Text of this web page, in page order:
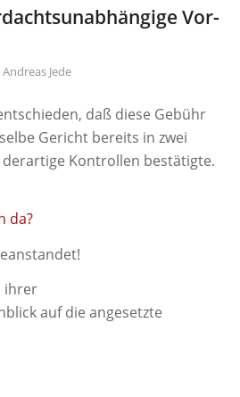
Vor-
Andreas Jede
daß diese Gebühr
Gericht bereits in zwei
Kontrollen bestätigte.
da?
ihrer
auf die angesetzte